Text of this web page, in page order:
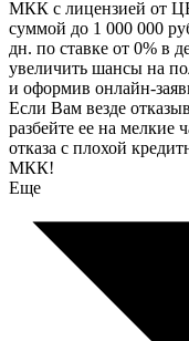
МКК с лицензией от
суммой до 1 000 000
дн. по ставке от 0% в
увеличить шансы на
и оформив онлайн-
Если Вам везде
разбейте ее на мелкие
отказа с плохой
МКК!
Еще